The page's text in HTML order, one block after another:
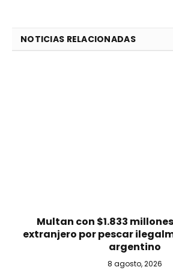
NOTICIAS RELACIONADAS
Multan con $1.833
extranjero por pescar
argentino
8 agosto, 2026